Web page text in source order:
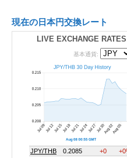
現在の日本円交換レート
LIVE EXCHANGE RATES